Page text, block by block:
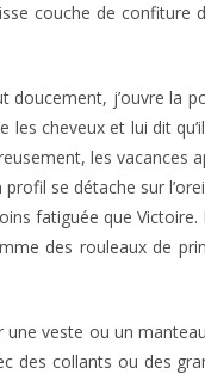
couche de confiture
doucement, j’ouvre la
cheveux et lui dit qu’il
les vacances
se détache sur
fatiguée que
des rouleaux de
veste ou un
des collants ou des